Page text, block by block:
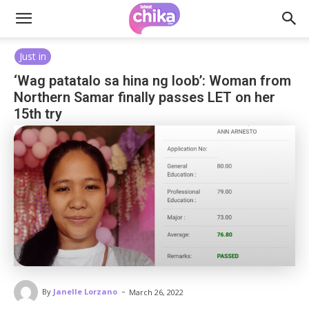
Just in
‘Wag patatalo sa hina ng loob’: Woman from
Northern Samar finally passes LET on her
15th try
By Janelle Lorzano - March 26, 2022